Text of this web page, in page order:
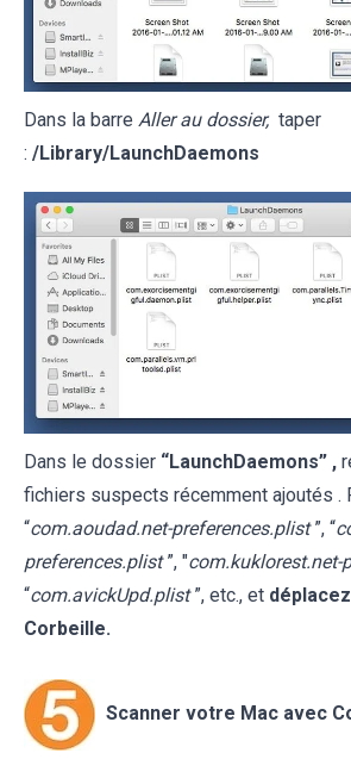
Dans la barre Aller au dossier, taper
: /Library/LaunchDaemons
Dans le dossier “LaunchDaemons” ,
fichiers suspects récemment ajoutés .
“com.aoudad.net-preferences.plist ”, “
preferences.plist ”, "com.kuklorest.net-
“com.avickUpd.plist ”, etc., et
Corbeille.
Scanner votre Mac avec